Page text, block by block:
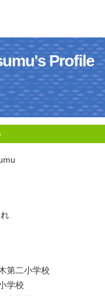
Profile
第二小学校
学校